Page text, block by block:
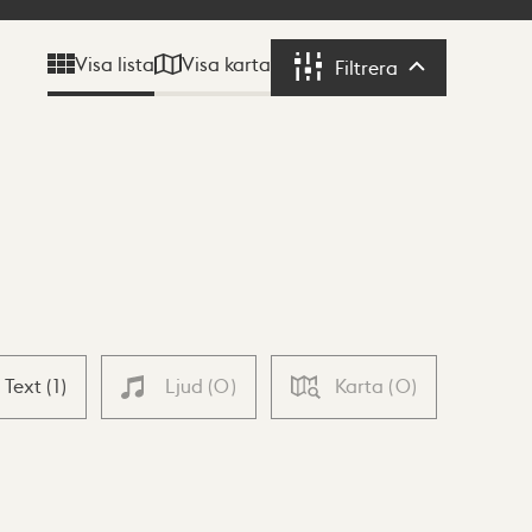
Visa lista Visa karta Filtrera Filtrera
Text (1) Ljud (0) Karta (0)